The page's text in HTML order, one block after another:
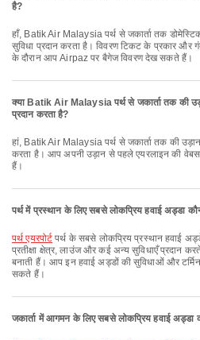
है?
हाँ, Batik Air Malaysia पर्थ से जकार्ता तक डोमेस्टिक & अंतर्राष्ट्रीय उड़ानों के लिए बैगेज
सुविधा प्रदान करता है। विवरण टिकट के प्रकार और
के दौरान आप Airpaz पर बैगेज विवरण देख सकते हैं।
क्या Batik Air Malaysia पर्थ से जकार्ता तक की
प्रदान करता है?
हां, Batik Air Malaysia पर्थ से जकार्ता तक की उड़ान के लिए ऑनलाइन चेक-इन सुविधा प्रदान
करता है। आप अपनी उड़ान से पहले एयरलाइन की
हैं।
पर्थ में प्रस्थान के लिए सबसे लोकप्रिय हवाई अड्डा
पर्थ एयरपोर्ट पर्थ के सबसे लोकप्रिय प्रस्थान हवाई
प्रतीक्षा क्षेत्र, लाउंज और कई अन्य सुविधाएँ प्रदान
बनाती हैं। आप इन हवाई अड्डों की सुविधाओं और
सकते हैं।
जकार्ता में आगमन के लिए सबसे लोकप्रिय हवाई अड्डा